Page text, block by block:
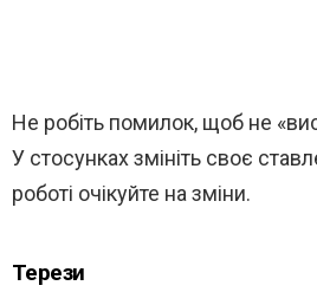
Не робіть помилок, щоб не
У стосунках змініть своє
роботі очікуйте на зміни.
Терези